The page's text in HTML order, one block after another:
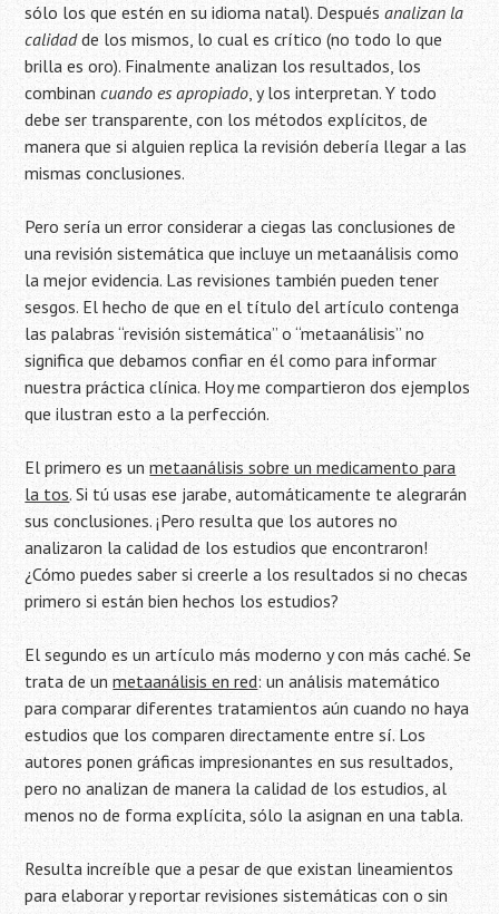
sólo los que estén en su idioma natal). Despuésanalizan la
calidadde los mismos, lo cual es crítico (no todo lo que
brilla es oro). Finalmente analizan los resultados, los
combinancuando es apropiado, y los interpretan. Y todo
debe ser transparente, con los métodos explícitos, de
manera que si alguien replica la revisión debería llegar a las
mismas conclusiones.
Pero sería un error considerar a ciegas las conclusiones de
una revisión sistemática que incluye un metaanálisis como
la mejor evidencia. Las revisiones también pueden tener
sesgos. El hecho de que en el título del artículo contenga
las palabras “revisión sistemática” o “metaanálisis” no
significa que debamos confiar en él como para informar
nuestra práctica clínica. Hoy me compartieron dos ejemplos
que ilustran esto a la perfección.
El primero es unmetaanálisis sobre un medicamento para
la tos. Si tú usas ese jarabe, automáticamente te alegrarán
sus conclusiones. ¡Pero resulta que los autores no
analizaron la calidad de los estudios que encontraron!
¿Cómo puedes saber si creerle a los resultados si no checas
primero si están bien hechos los estudios?
El segundo es un artículo más moderno y con más caché. Se
trata de unmetaanálisis en red: un análisis matemático
para comparar diferentes tratamientos aún cuando no haya
estudios que los comparen directamente entre sí. Los
autores ponen gráficas impresionantes en sus resultados,
pero no analizan de manera la calidad de los estudios, al
menos no de forma explícita, sólo la asignan en una tabla.
Resulta increíble que a pesar de que existan lineamientos
para elaborar y reportar revisiones sistemáticas con o sin